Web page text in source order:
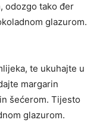
odozgo tako đer
glazurom.
te ukuhajte u
margarin
šećerom. Tijesto
glazurom.